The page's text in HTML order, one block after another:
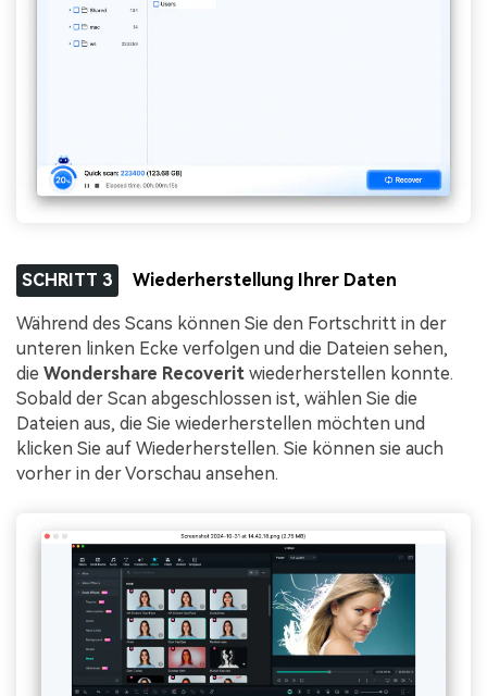
SCHRITT 3 Wiederherstellung Ihrer Daten
Während des Scans können Sie den Fortschritt in der
unteren linken Ecke verfolgen und die Dateien sehen,
die Wondershare Recoverit wiederherstellen konnte.
Sobald der Scan abgeschlossen ist, wählen Sie die
Dateien aus, die Sie wiederherstellen möchten und
klicken Sie auf Wiederherstellen. Sie können sie auch
vorher in der Vorschau ansehen.